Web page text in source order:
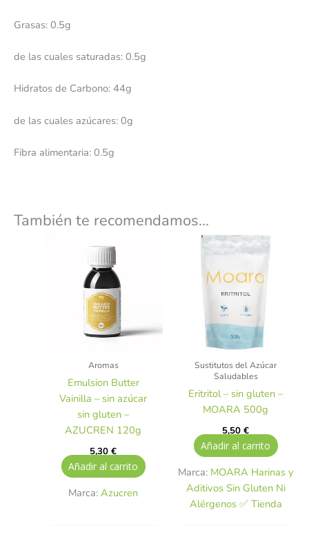
Grasas: 0.5g
de las cuales saturadas: 0.5g
Hidratos de Carbono: 44g
de las cuales azúcares: 0g
Fibra alimentaria: 0.5g
También te recomendamos…
Aromas
Emulsion Butter
Vainilla – sin azúcar
sin gluten –
AZUCREN 120g
5,30€
Añadir al carrito
Marca:Azucren
Sustitutos del Azúcar
Saludables
Eritritol – sin gluten –
MOARA 500g
5,50€
Añadir al carrito
Marca: MOARA Harinas y
Aditivos Sin Gluten Ni
Alérgenos ✅ Tienda